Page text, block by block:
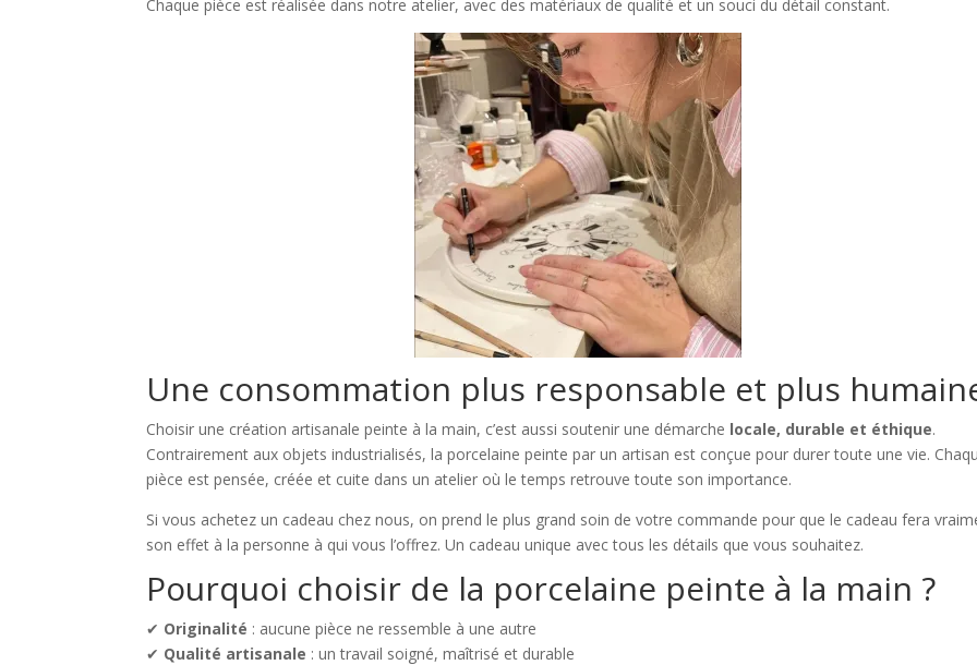
Chaque pièce est réalisée dans notre atelier, avec des matériaux de qualité et un souci du détail constant.
Une consommation plus responsable et plus
Choisir une création artisanale peinte à la main, c’est aussi soutenir une démarche locale, durable et éthique.
Contrairement aux objets industrialisés, la porcelaine peinte par un artisan est conçue pour durer toute une vie.
pièce est pensée, créée et cuite dans un atelier où le temps retrouve toute son importance.
Si vous achetez un cadeau chez nous, on prend le plus grand soin de votre commande pour que le cadeau fera
son effet à la personne à qui vous l’offrez. Un cadeau unique avec tous les détails que vous souhaitez.
Pourquoi choisir de la porcelaine peinte à la main ?
✔ Originalité : aucune pièce ne ressemble à une autre
✔ Qualité artisanale : un travail soigné, maîtrisé et durable